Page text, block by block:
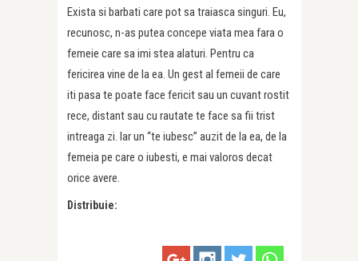
Exista si barbati care pot sa traiasca singuri. Eu,
recunosc, n-as putea concepe viata mea fara o
femeie care sa imi stea alaturi. Pentru ca
fericirea vine de la ea. Un gest al femeii de care
iti pasa te poate face fericit sau un cuvant rostit
rece, distant sau cu rautate te face sa fii trist
intreaga zi. Iar un “te iubesc” auzit de la ea, de la
femeia pe care o iubesti, e mai valoros decat
orice avere.
Distribuie: